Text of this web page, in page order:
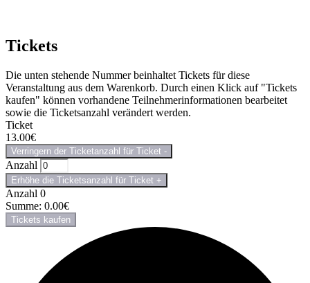
Tickets
Die unten stehende Nummer beinhaltet Tickets für diese
Veranstaltung aus dem Warenkorb. Durch einen Klick auf "Tickets
kaufen" können vorhandene Teilnehmerinformationen bearbeitet
sowie die Ticketsanzahl verändert werden.
Ticket
13.00€
Verringern der Ticketanzahl für Ticket -
Anzahl
Erhöhe die Ticketsanzahl für Ticket +
Anzahl 0
Summe: 0.00€
Tickets kaufen